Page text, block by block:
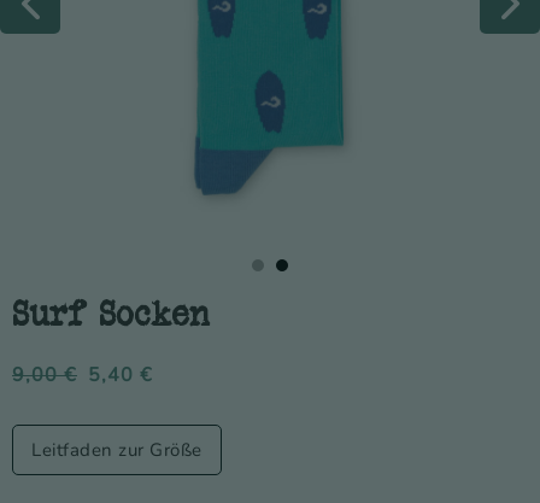
Surf Socken
9,00€ 5,40 €
Leitfaden zur Größe